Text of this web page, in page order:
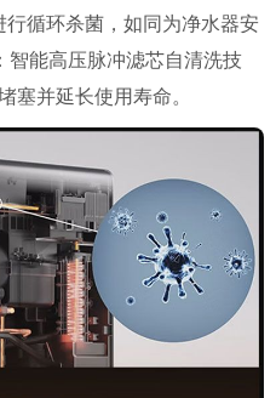
循环杀菌，如同为净水器安
智能高压脉冲滤芯自清洗技
塞并延长使用寿命。